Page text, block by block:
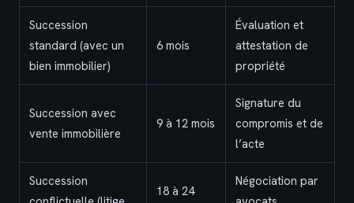
Succession
standard (avec un
bien immobilier)
6 mois
Évaluation et
attestation de
propriété
Succession avec
vente immobilière
9 à 12 mois
Signature du
compromis et de
l’acte
Succession
18 à 24
Négociation par